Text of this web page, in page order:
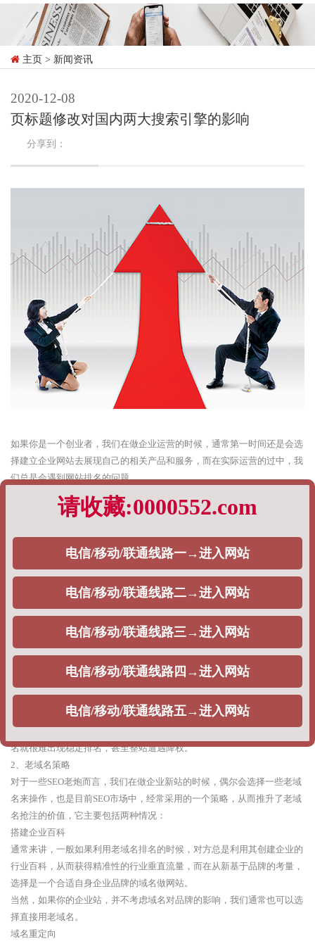
主页 > 新闻资讯
2020-12-08
页标题修改对国内两大搜索引擎的影响
分享到：
如果你是一个创业者，我们在做企业运营的时候，通常第一时间还是会选
择建立企业网站去展现自己的相关产品和服务，而在实际运营的过中，我
们总是会遇到网站排名的问题。
特别是对于新站，很多企业主都希望找到一个靠谱的优化方式，但根据以
往的实际运营策略，有的时候我们真的很难给出统一的标准答案，这一切
根据以往企业网站排名优化的经验，PageAdmin专业建站团队，将通过如
1、快速排名
对于一些刚入SEO行业的企业主而言，对方实际上是不清楚快速排名策略
与SEO之间的关系是什么，通常而言，从目前来看，目前市面上大量的
SEO公司都会选择这个策略，去给自己的用户做排名，一般分为如下两种
情况，主要包括：
单词快排：通常是按天计费，一个词多少钱，一般在5块钱左右。
整站权重：利用快排策略，刷企业网站的整站指数排名，提升整站关键词
排名，出权重，一般不同公司根据获得权重不同，给出的报价不同。
优点：根据企业排名的时效性需求，可以在相对较短的时间周期出排名。
缺点：由于采用的优化策略问题，每当搜索引擎算法调整的时候，网站排
名就很难出现稳定排名，甚至整站遭遇降权。
2、老域名策略
对于一些SEO老炮而言，我们在做企业新站的时候，偶尔会选择一些老域
名来操作，也是目前SEO市场中，经常采用的一个策略，从而推升了老域
名抢注的价值，它主要包括两种情况：
搭建企业百科
通常来讲，一般如果利用老域名排名的时候，对方总是利用其创建企业的
行业百科，从而获得精准性的行业垂直流量，而在从新基于品牌的考量，
选择是一个合适自身企业品牌的域名做网站。
当然，如果你的企业站，并不考虑域名对品牌的影响，我们通常也可以选
择直接用老域名。
域名重定向